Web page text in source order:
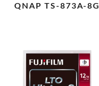
QNAP TS-873A-8G